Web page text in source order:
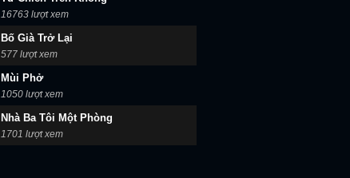
16763 lượt xem
Bố Già Trở Lại
577 lượt xem
Mùi Phở
1050 lượt xem
Nhà Ba Tôi Một Phòng
1701 lượt xem